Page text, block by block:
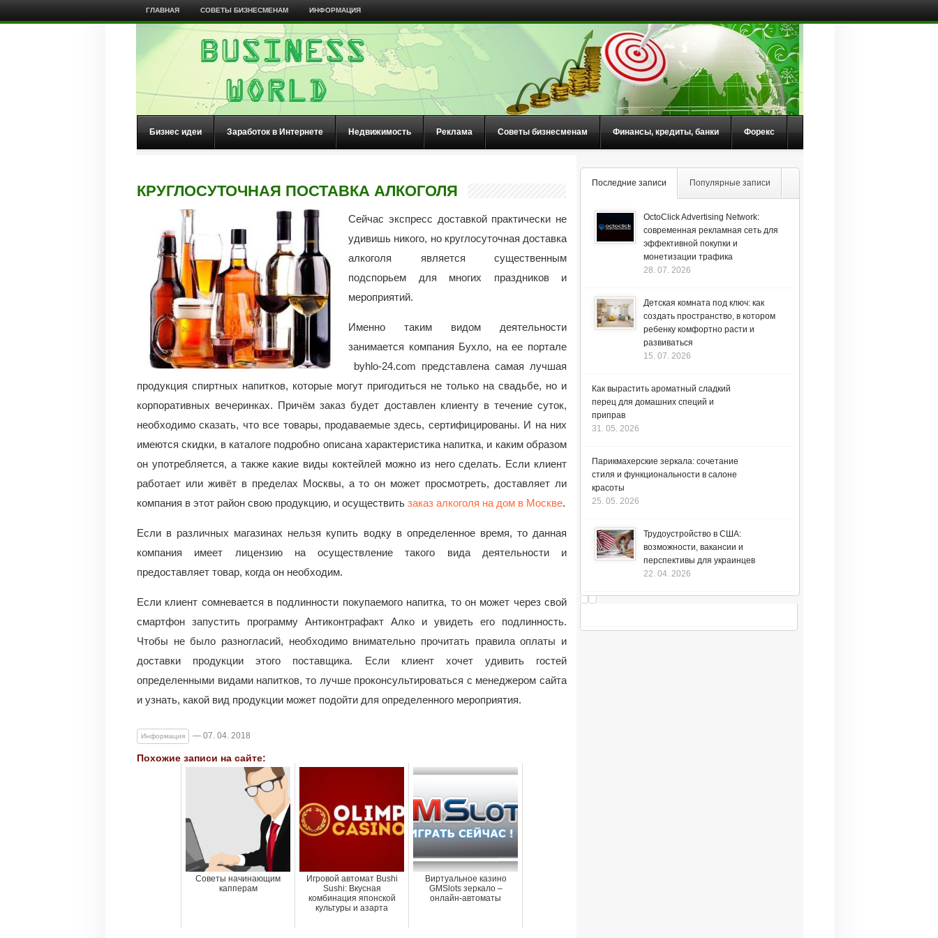
ГЛАВНАЯ СОВЕТЫ БИЗНЕСМЕНАМ ИНФОРМАЦИЯ
Бизнес идеи Заработок в Интернете Недвижимость Реклама Советы бизнесменам Финансы, кредиты, банки Форекс
КРУГЛОСУТОЧНАЯ ПОСТАВКА АЛКОГОЛЯ
Сейчас экспресс доставкой практически не
удивишь никого, но круглосуточная доставка
алкоголя является существенным
подспорьем для многих праздников и
мероприятий.
Именно таким видом деятельности
занимается компания Бухло, на ее портале
byhlo-24.com представлена самая лучшая
продукция спиртных напитков, которые могут пригодиться не только на свадьбе, но и
корпоративных вечеринках. Причём заказ будет доставлен клиенту в течение суток,
необходимо сказать, что все товары, продаваемые здесь, сертифицированы. И на них
имеются скидки, в каталоге подробно описана характеристика напитка, и каким образом
он употребляется, а также какие виды коктейлей можно из него сделать. Если клиент
работает или живёт в пределах Москвы, а то он может просмотреть, доставляет ли
компания в этот район свою продукцию, и осуществить заказ алкоголя на дом в Москве.
Если в различных магазинах нельзя купить водку в определенное время, то данная
компания имеет лицензию на осуществление такого вида деятельности и
предоставляет товар, когда он необходим.
Если клиент сомневается в подлинности покупаемого напитка, то он может через свой
смартфон запустить программу Антиконтрафакт Алко и увидеть его подлинность.
Чтобы не было разногласий, необходимо внимательно прочитать правила оплаты и
доставки продукции этого поставщика. Если клиент хочет удивить гостей
определенными видами напитков, то лучше проконсультироваться с менеджером сайта
и узнать, какой вид продукции может подойти для определенного мероприятия.
Информация — 07. 04. 2018
Похожие записи на сайте:
Советы начинающим
капперам
Игровой автомат Bushi
Sushi: Вкусная
комбинация японской
культуры и азарта
Виртуальное казино
GMSlots зеркало –
онлайн-автоматы
Последние записи Популярные записи
OctoClick Advertising Network:
современная рекламная сеть для
эффективной покупки и
монетизации трафика
28. 07. 2026
Детская комната под ключ: как
создать пространство, в котором
ребенку комфортно расти и
развиваться
15. 07. 2026
Как вырастить ароматный сладкий
перец для домашних специй и
приправ
31. 05. 2026
Парикмахерские зеркала: сочетание
стиля и функциональности в салоне
красоты
25. 05. 2026
Трудоустройство в США:
возможности, вакансии и
перспективы для украинцев
22. 04. 2026